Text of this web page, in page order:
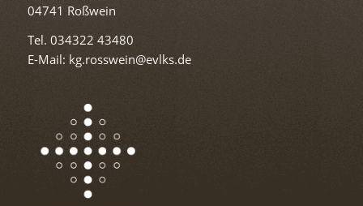
04741 Roßwein
Tel. 034322 43480
E-Mail: kg.rosswein@evlks.de